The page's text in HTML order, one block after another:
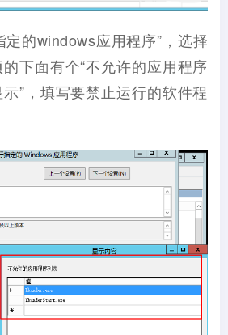
定的windows应用程序”，选择
的下面有个“不允许的应用程序
”，填写要禁止运行的软件程